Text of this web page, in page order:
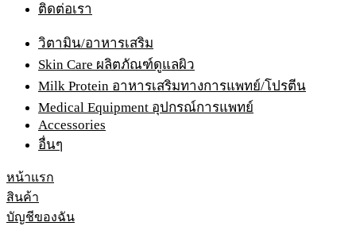
ติดต่อเรา
วิตามิน/อาหารเสริม
Skin Care ผลิตภัณฑ์ดูแลผิว
Milk Protein อาหารเสริมทางการแพทย์/โปรตีน
Medical Equipment อุปกรณ์การแพทย์
Accessories
อื่นๆ
หน้าแรก
สินค้า
บัญชีของฉัน